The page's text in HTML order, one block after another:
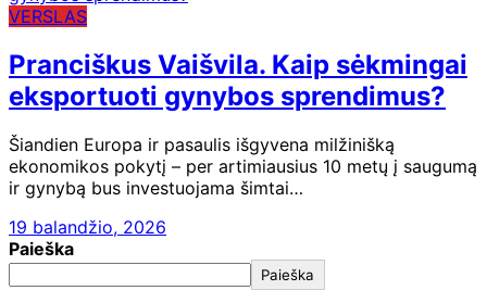
VERSLAS
Pranciškus Vaišvila. Kaip sėkmingai
eksportuoti gynybos sprendimus?
Šiandien Europa ir pasaulis išgyvena milžinišką
ekonomikos pokytį – per artimiausius 10 metų į saugumą
ir gynybą bus investuojama šimtai…
19 balandžio, 2026
Paieška
Paieška